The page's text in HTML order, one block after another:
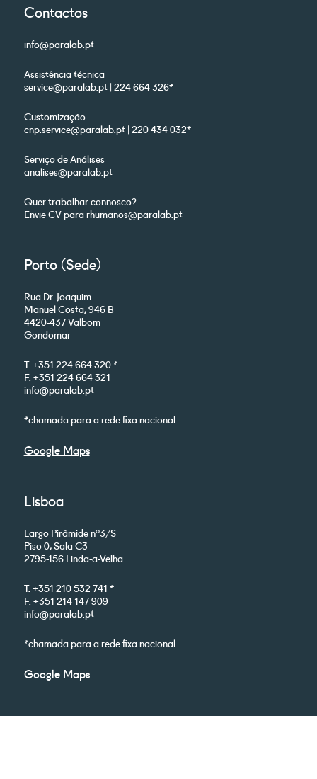
Contactos
info@paralab.pt
Assistência técnica
service@paralab.pt | 224 664 326*
Customização
cnp.service@paralab.pt | 220 434 032*
Serviço de Análises
analises@paralab.pt
Quer trabalhar connosco?
Envie CV para rhumanos@paralab.pt
Porto (Sede)
Rua Dr. Joaquim
Manuel Costa, 946 B
4420-437 Valbom
Gondomar
T. +351 224 664 320 *
F. +351 224 664 321
info@paralab.pt
*chamada para a rede fixa nacional
Google Maps
Lisboa
Largo Pirâmide nº3/S
Piso 0, Sala C3
2795-156 Linda-a-Velha
T. +351 210 532 741 *
F. +351 214 147 909
info@paralab.pt
*chamada para a rede fixa nacional
Google Maps